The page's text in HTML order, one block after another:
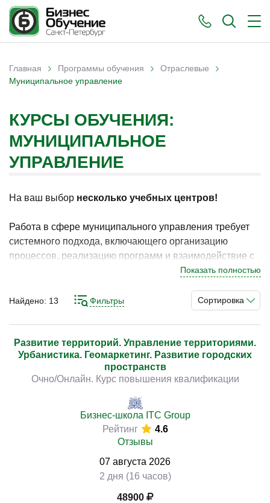
Вы здесь
Главная › Программы обучения › Отраслевые ›
Муниципальное управление
КУРСЫ ОБУЧЕНИЯ:
МУНИЦИПАЛЬНОЕ
УПРАВЛЕНИЕ
На ваш выбор несколько учебных центров!
Работа в сфере муниципального управления требует
системного подхода, включающего организацию
процессов, реализацию программ и взаимодействие с
населением. В Санкт-Петербурге обучение по данному
стремятся эффективно управлять на уровне
муниципальных образований. Глубокое понимание
принципов управления, законодательства и процессов
помогает выстраивать устойчивую модель и достигать
стабильных результатов.
Освоение инструментов разработки программ,
управления процессами, анализа показателей, работы
с нормативной базой и взаимодействия с жителями
позволяет выстроить системный подход к работе.
Практические кейсы направлены на развитие навыков
и применение инструментов в реальных задачах.
Показать полностью
Сортировка
Найдено: 13 Фильтры
Развитие территорий. Управление территориями.
Урбанистика. Геомаркетинг. Развитие городских
пространств
Очно/Онлайн. Курс повышения квалификации
Бизнес-школа ITC Group
Рейтинг
4.6
Отзывы
07 августа 2026
2 дня (16 часов)
48900